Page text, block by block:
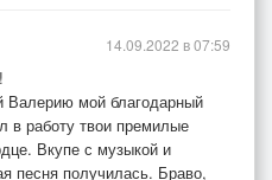
Валерию мой благодарный
в работу твои премилые
Вкупе с музыкой и
песня получилась. Браво,
14.09.2022 в 07:59